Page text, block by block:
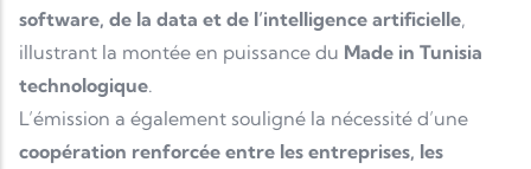
software, de la data et de l’intelligence artificielle,
illustrant la montée en puissance du Made in Tunisia
technologique.
L’émission a également souligné la nécessité d’une
coopération renforcée entre les entreprises, les